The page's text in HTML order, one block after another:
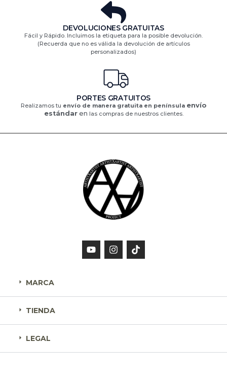
DEVOLUCIONES GRATUITAS​
Fácil y Rápido. Incluimos la etiqueta para la posible devolución.
(Recuerda que no es válida la devolución de artículos
personalizados)​
PORTES GRATUITOS
Realizamos tu envío de manera gratuita en península envío
estándaren las compras de nuestros clientes.
MARCA
TIENDA
LEGAL